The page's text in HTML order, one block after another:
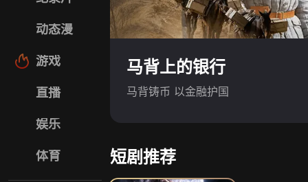
动态漫
游戏
直播
娱乐
体育
马背上的银行
马背铸币 以金融护国
短剧推荐